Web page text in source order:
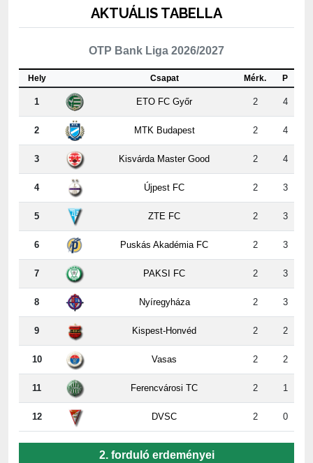
OTP Bank Liga 2026/2027
Csapat
1 ETO FC Győr 2 4
2 MTK Budapest 2 4
3 Kisvárda Master Good 2 4
4 Újpest FC 2 3
5 ZTE FC 2 3
6 Puskás Akadémia FC 2 3
7 PAKSI FC 2 3
8 Nyíregyháza 2 3
9 Kispest-Honvéd 2 2
10 Vasas 2 2
11 Ferencvárosi TC 2 1
12 DVSC 2 0
ZTE - Paks